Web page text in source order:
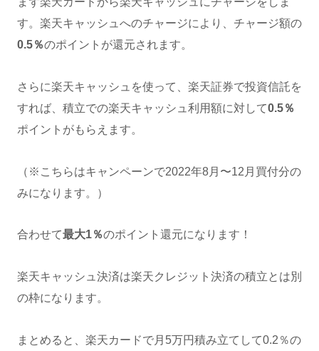
す。楽天キャッシュへのチャージにより、チャージ額の
0.5％のポイントが還元されます。
さらに楽天キャッシュを使って、楽天証券で投資信託を
すれば、積立での楽天キャッシュ利用額に対して0.5％
ポイントがもらえます。
（※こちらはキャンペーンで2022年8月〜12月買付分の
みになります。）
合わせて最大1％のポイント還元になります！
楽天キャッシュ決済は楽天クレジット決済の積立とは別
の枠になります。
まとめると、楽天カードで月5万円積み立てして0.2％の